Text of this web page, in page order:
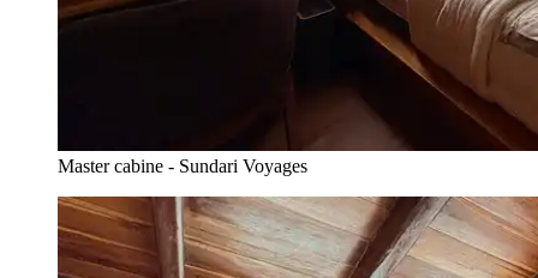
Master cabine - Sundari Voyages